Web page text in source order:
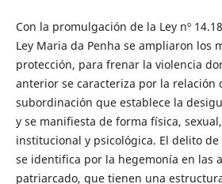
Con la promulgación de la Ley nº
Ley Maria da Penha se ampliaron los
protección, para frenar la violencia
anterior se caracteriza por la relación
subordinación que establece la
y se manifiesta de forma física,
institucional y psicológica. El delito
se identifica por la hegemonía en las
patriarcado, que tienen una